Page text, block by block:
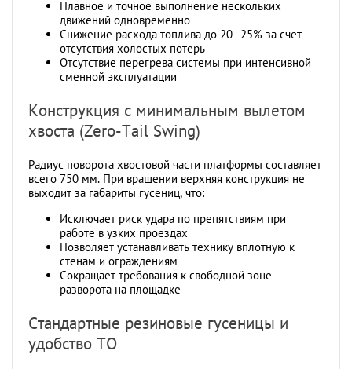
Плавное и точное выполнение нескольких
движений одновременно
Снижение расхода топлива до 20–25% за счет
отсутствия холостых потерь
Отсутствие перегрева системы при интенсивной
сменной эксплуатации
Конструкция с минимальным вылетом
хвоста (Zero-Tail Swing)
Радиус поворота хвостовой части платформы составляет
всего 750 мм. При вращении верхняя конструкция не
выходит за габариты гусениц, что:
Исключает риск удара по препятствиям при
работе в узких проездах
Позволяет устанавливать технику вплотную к
стенам и ограждениям
Сокращает требования к свободной зоне
разворота на площадке
Стандартные резиновые гусеницы и
удобство ТО